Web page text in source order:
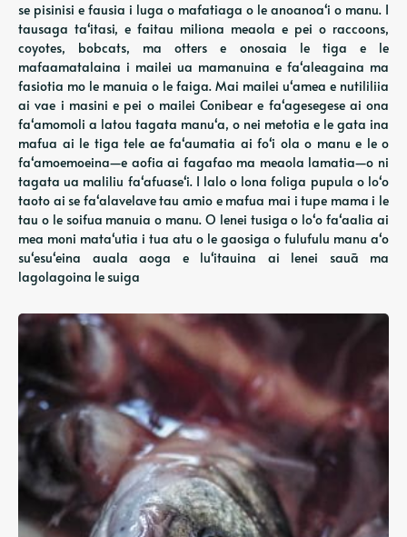
se pisinisi e fausia i luga o mafatiaga o le anoanoaʻi o manu. I
tausaga taʻitasi, e faitau miliona meaola e pei o raccoons,
coyotes, bobcats, ma otters e onosaia le tiga e le
mafaamatalaina i mailei ua mamanuina e faʻaleagaina ma
fasiotia mo le manuia o le faiga. Mai mailei uʻamea e nutililiia
ai vae i masini e pei o mailei Conibear e faʻagesegese ai ona
faʻamomoli a latou tagata manuʻa, o nei metotia e le gata ina
mafua ai le tiga tele ae faʻaumatia ai foʻi ola o manu e le o
faʻamoemoeina—e aofia ai fagafao ma meaola lamatia—o ni
tagata ua maliliu faʻafuaseʻi. I lalo o lona foliga pupula o loʻo
taoto ai se faʻalavelave tau amio e mafua mai i tupe mama i le
tau o le soifua manuia o manu. O lenei tusiga o loʻo faʻaalia ai
mea moni mataʻutia i tua atu o le gaosiga o fulufulu manu aʻo
suʻesuʻeina auala aoga e luʻitauina ai lenei sauā ma
lagolagoina le suiga